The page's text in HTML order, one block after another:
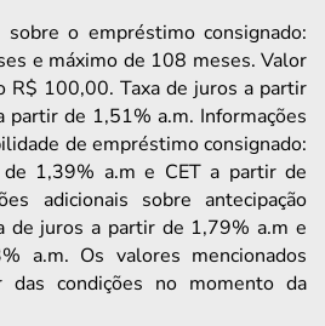
sobre o empréstimo consignado:
e máximo de 108 meses. Valor
R$ 100,00. Taxa de juros a partir
partir de 1,51% a.m. Informações
de empréstimo consignado:
1,39% a.m e CET a partir de
adicionais sobre antecipação
de juros a partir de 1,79% a.m e
a.m. Os valores mencionados
condições no momento da